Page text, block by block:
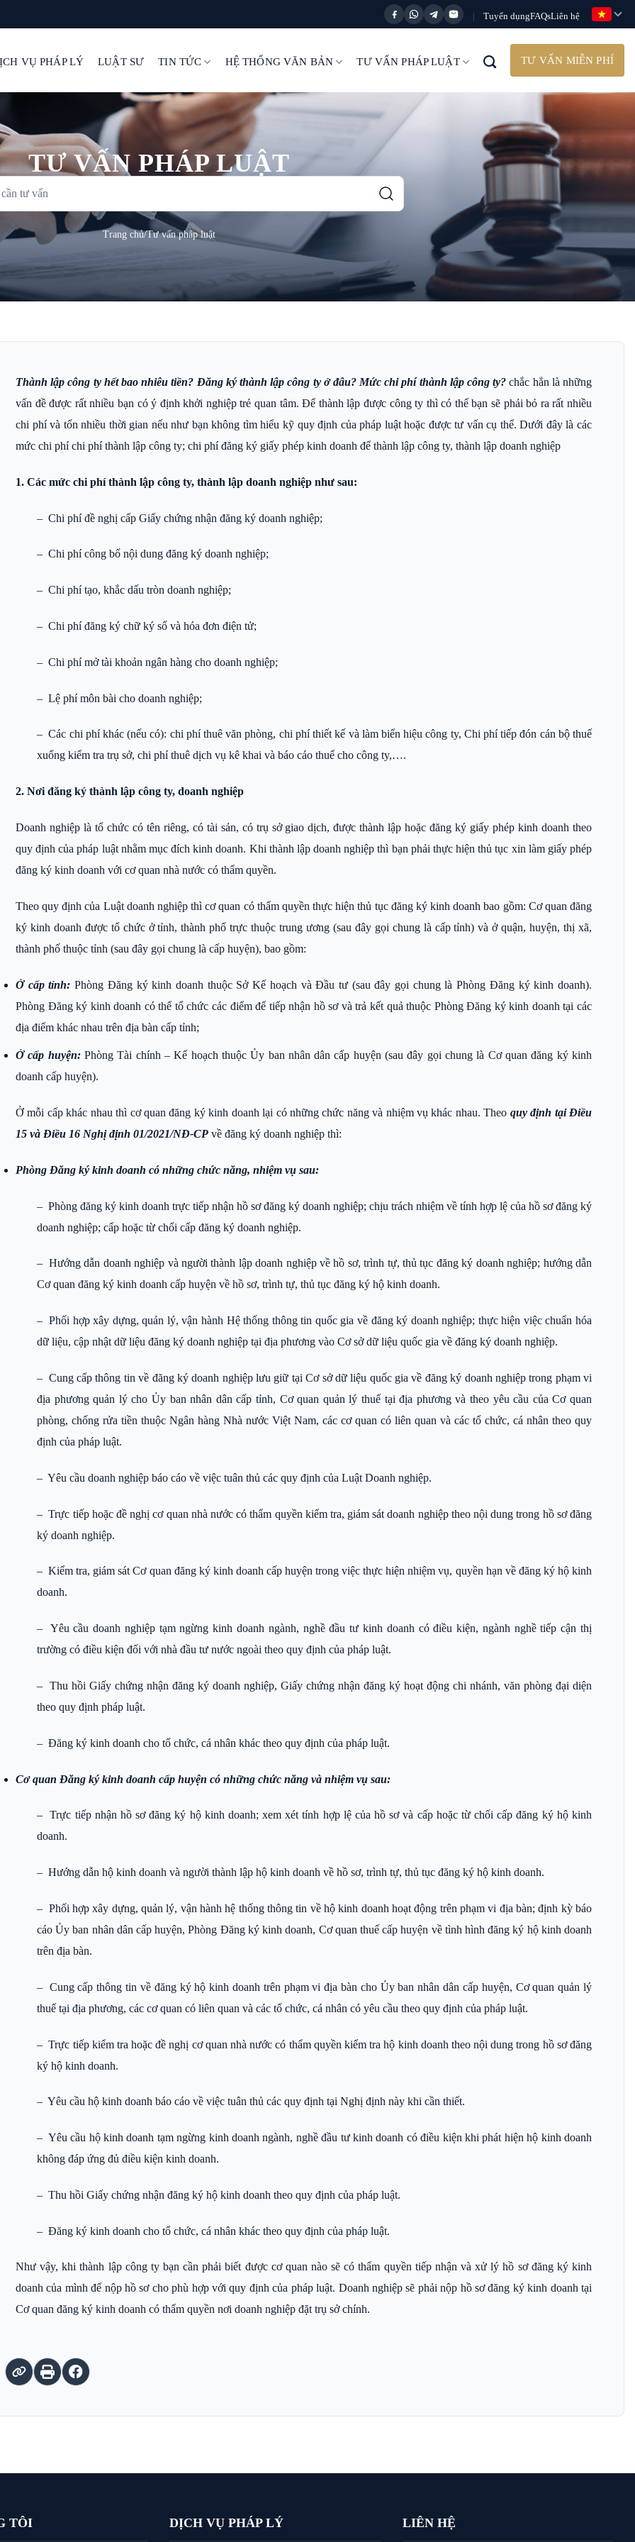
| Tuyển dụngFAQsLiên hệ
VỤ PHÁP LÝ LUẬT SƯ TIN TỨC HỆ THỐNG VĂN BẢN TƯ VẤN PHÁP LUẬT TƯ VẤN MIỄN PHÍ
TƯ VẤN PHÁP LUẬT
Trang chủ/Tư vấn pháp luật
Thành lập công ty hết bao nhiêu tiền? Đăng ký thành lập công ty ở đâu? Mức chi phí thành lập công ty?chắc hẳn là những
vấn đề được rất nhiều bạn có ý định khởi nghiệp trẻ quan tâm. Để thành lập được công ty thì có thể bạn sẽ phải bỏ ra rất nhiều
chi phí và tốn nhiều thời gian nếu như bạn không tìm hiểu kỹ quy định của pháp luật hoặc được tư vấn cụ thể. Dưới đây là các
mức chi phí chi phí thành lập công ty; chi phí đăng ký giấy phép kinh doanh để thành lập công ty, thành lập doanh nghiệp
1. Các mức chi phí thành lập công ty, thành lập doanh nghiệp như sau:
– Chi phí đề nghị cấp Giấy chứng nhận đăng ký doanh nghiệp;
– Chi phí công bố nội dung đăng ký doanh nghiệp;
– Chi phí tạo, khắc dấu tròn doanh nghiệp;
– Chi phí đăng ký chữ ký số và hóa đơn điện tử;
– Chi phí mở tài khoản ngân hàng cho doanh nghiệp;
– Lệ phí môn bài cho doanh nghiệp;
– Các chi phí khác (nếu có): chi phí thuê văn phòng, chi phí thiết kế và làm biển hiệu công ty, Chi phí tiếp đón cán bộ thuế
xuống kiểm tra trụ sở, chi phí thuê dịch vụ kê khai và báo cáo thuế cho công ty,….
2. Nơi đăng ký thành lập công ty, doanh nghiệp
Doanh nghiệp là tổ chức có tên riêng, có tài sản, có trụ sở giao dịch, được thành lập hoặc đăng ký giấy phép kinh doanh theo
quy định của pháp luật nhằm mục đích kinh doanh. Khi thành lập doanh nghiệp thì bạn phải thực hiện thủ tục xin làm giấy phép
đăng ký kinh doanh với cơ quan nhà nước có thẩm quyền.
Theo quy định của Luật doanh nghiệp thì cơ quan có thẩm quyền thực hiện thủ tục đăng ký kinh doanh bao gồm: Cơ quan đăng
ký kinh doanh được tổ chức ở tỉnh, thành phố trực thuộc trung ương (sau đây gọi chung là cấp tỉnh) và ở quận, huyện, thị xã,
thành phố thuộc tỉnh (sau đây gọi chung là cấp huyện), bao gồm:
Ở cấp tỉnh: Phòng Đăng ký kinh doanh thuộc Sở Kế hoạch và Đầu tư (sau đây gọi chung là Phòng Đăng ký kinh doanh).
Phòng Đăng ký kinh doanh có thể tổ chức các điểm để tiếp nhận hồ sơ và trả kết quả thuộc Phòng Đăng ký kinh doanh tại các
địa điểm khác nhau trên địa bàn cấp tỉnh;
Ở cấp huyện:Phòng Tài chính – Kế hoạch thuộc Ủy ban nhân dân cấp huyện (sau đây gọi chung là Cơ quan đăng ký kinh
doanh cấp huyện).
Ở mỗi cấp khác nhau thì cơ quan đăng ký kinh doanh lại có những chức năng và nhiệm vụ khác nhau. Theo quy định tại Điều
15 và Điều 16 Nghị định 01/2021/NĐ-CP về đăng ký doanh nghiệp thì:
Phòng Đăng ký kinh doanh có những chức năng, nhiệm vụ sau:
– Phòng đăng ký kinh doanh trực tiếp nhận hồ sơ đăng ký doanh nghiệp; chịu trách nhiệm về tính hợp lệ của hồ sơ đăng ký
doanh nghiệp; cấp hoặc từ chối cấp đăng ký doanh nghiệp.
– Hướng dẫn doanh nghiệp và người thành lập doanh nghiệp về hồ sơ, trình tự, thủ tục đăng ký doanh nghiệp; hướng dẫn
Cơ quan đăng ký kinh doanh cấp huyện về hồ sơ, trình tự, thủ tục đăng ký hộ kinh doanh.
– Phối hợp xây dựng, quản lý, vận hành Hệ thống thông tin quốc gia về đăng ký doanh nghiệp; thực hiện việc chuẩn hóa
dữ liệu, cập nhật dữ liệu đăng ký doanh nghiệp tại địa phương vào Cơ sở dữ liệu quốc gia về đăng ký doanh nghiệp.
– Cung cấp thông tin về đăng ký doanh nghiệp lưu giữ tại Cơ sở dữ liệu quốc gia về đăng ký doanh nghiệp trong phạm vi
địa phương quản lý cho Ủy ban nhân dân cấp tỉnh, Cơ quan quản lý thuế tại địa phương và theo yêu cầu của Cơ quan
phòng, chống rửa tiền thuộc Ngân hàng Nhà nước Việt Nam, các cơ quan có liên quan và các tổ chức, cá nhân theo quy
định của pháp luật.
– Yêu cầu doanh nghiệp báo cáo về việc tuân thủ các quy định của Luật Doanh nghiệp.
– Trực tiếp hoặc đề nghị cơ quan nhà nước có thẩm quyền kiểm tra, giám sát doanh nghiệp theo nội dung trong hồ sơ đăng
ký doanh nghiệp.
– Kiểm tra, giám sát Cơ quan đăng ký kinh doanh cấp huyện trong việc thực hiện nhiệm vụ, quyền hạn về đăng ký hộ kinh
doanh.
– Yêu cầu doanh nghiệp tạm ngừng kinh doanh ngành, nghề đầu tư kinh doanh có điều kiện, ngành nghề tiếp cận thị
trường có điều kiện đối với nhà đầu tư nước ngoài theo quy định của pháp luật.
– Thu hồi Giấy chứng nhận đăng ký doanh nghiệp, Giấy chứng nhận đăng ký hoạt động chi nhánh, văn phòng đại diện
theo quy định pháp luật.
– Đăng ký kinh doanh cho tổ chức, cá nhân khác theo quy định của pháp luật.
Cơ quan Đăng ký kinh doanh cấp huyện có những chức năng và nhiệm vụ sau:
– Trực tiếp nhận hồ sơ đăng ký hộ kinh doanh; xem xét tính hợp lệ của hồ sơ và cấp hoặc từ chối cấp đăng ký hộ kinh
doanh.
– Hướng dẫn hộ kinh doanh và người thành lập hộ kinh doanh về hồ sơ, trình tự, thủ tục đăng ký hộ kinh doanh.
– Phối hợp xây dựng, quản lý, vận hành hệ thống thông tin về hộ kinh doanh hoạt động trên phạm vi địa bàn; định kỳ báo
cáo Ủy ban nhân dân cấp huyện, Phòng Đăng ký kinh doanh, Cơ quan thuế cấp huyện về tình hình đăng ký hộ kinh doanh
trên địa bàn.
– Cung cấp thông tin về đăng ký hộ kinh doanh trên phạm vi địa bàn cho Ủy ban nhân dân cấp huyện, Cơ quan quản lý
thuế tại địa phương, các cơ quan có liên quan và các tổ chức, cá nhân có yêu cầu theo quy định của pháp luật.
– Trực tiếp kiểm tra hoặc đề nghị cơ quan nhà nước có thẩm quyền kiểm tra hộ kinh doanh theo nội dung trong hồ sơ đăng
ký hộ kinh doanh.
– Yêu cầu hộ kinh doanh báo cáo về việc tuân thủ các quy định tại Nghị định này khi cần thiết.
– Yêu cầu hộ kinh doanh tạm ngừng kinh doanh ngành, nghề đầu tư kinh doanh có điều kiện khi phát hiện hộ kinh doanh
không đáp ứng đủ điều kiện kinh doanh.
– Thu hồi Giấy chứng nhận đăng ký hộ kinh doanh theo quy định của pháp luật.
– Đăng ký kinh doanh cho tổ chức, cá nhân khác theo quy định của pháp luật.
Như vậy, khi thành lập công ty bạn cần phải biết được cơ quan nào sẽ có thẩm quyền tiếp nhận và xử lý hồ sơ đăng ký kinh
doanh của mình để nộp hồ sơ cho phù hợp với quy định của pháp luật. Doanh nghiệp sẽ phải nộp hồ sơ đăng ký kinh doanh tại
Cơ quan đăng ký kinh doanh có thẩm quyền nơi doanh nghiệp đặt trụ sở chính.
TÔI DỊCH VỤ PHÁP LÝ LIÊN HỆ